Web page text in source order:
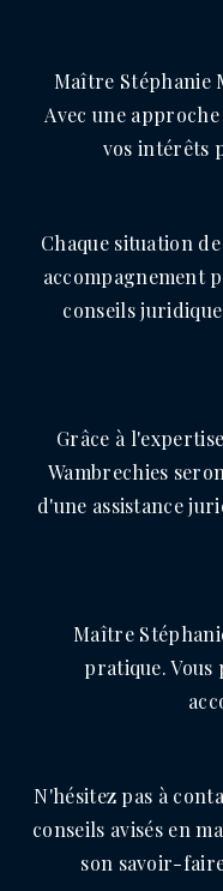
Maître Stéphanie
Avec une
vos intérêts
Chaque situation
accompagnement
conseils
Grâce à
Wambrechies
d'une assistance
Maître
pratique.
N'hésitez pas à
conseils avisés en
son savoir-